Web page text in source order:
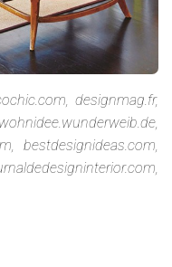
designmag.fr,
bestdesignideas.com,